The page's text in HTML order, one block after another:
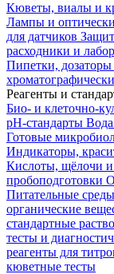
Кюветы, виалы и
Лампы и
для датчиков
расходники и
Пипетки,
Реагенты и
Био- и клеточно-
pH-стандарты Вода
Готовые
Индикаторы,
Кислоты, щёлочи и
пробоподготовки
Питательные
органические
стандартные
тесты и
реагенты для
кюветные тесты